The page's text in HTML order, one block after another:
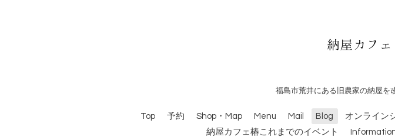
福島市荒井にある旧農家の納屋を
Top 予約 Shop・Map Menu Mail Blog オンライン
納屋カフェ椿これまでのイベント